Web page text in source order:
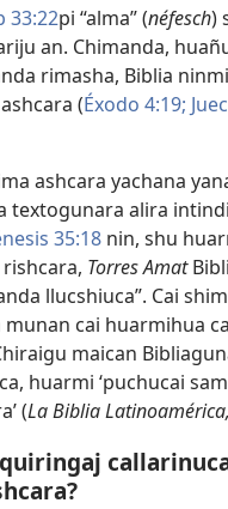
33:22​pi “alma” (néfesch)
an. Chimanda,
rimasha, Biblia
(Éxodo 4:19;
ashcara yachana
textogunara alira
35:18 nin, shu
rishcara, Torres Amat
llucshiuca”. Cai
cai huarmihua
maican
huarmi ‘puchucai
(La Biblia Latinoamérica,